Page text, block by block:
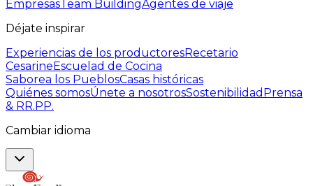
Empresas Team BuildingAgentes de viaje
Déjate inspirar
Experiencias de los productoresRecetario
CesarineEscuelad de Cocina
Saborea los PueblosCasas históricas
Quiénes somosÚnete a nosotrosSostenibilidad Prensa
& RR.PP.
Cambiar idioma